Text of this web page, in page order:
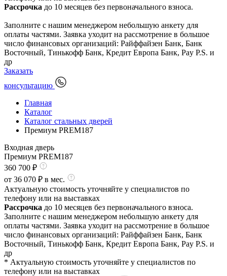
Рассрочка до 10 месяцев без первоначального взноса.
Заполните с нашим менеджером небольшую анкету для
оплаты частями. Заявка уходит на рассмотрение в большое
число финансовых организаций: Райффайзен Банк, Банк
Восточный, Тинькофф Банк, Кредит Европа Банк, Pay P.S. и
др
Заказать
консультацию
Главная
Каталог
Каталог стальных дверей
Премиум PREM187
Входная дверь
Премиум PREM187
360 700 ₽
от 36 070 ₽ в мес.
Актуальную стоимость уточняйте у специалистов по
телефону или на выставках
Рассрочка до 10 месяцев без первоначального взноса.
Заполните с нашим менеджером небольшую анкету для
оплаты частями. Заявка уходит на рассмотрение в большое
число финансовых организаций: Райффайзен Банк, Банк
Восточный, Тинькофф Банк, Кредит Европа Банк, Pay P.S. и
др
* Актуальную стоимость уточняйте у специалистов по
телефону или на выставках